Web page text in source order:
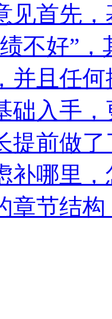
见首先
不好”
并且任
础入手
提前做
补哪里
章节结